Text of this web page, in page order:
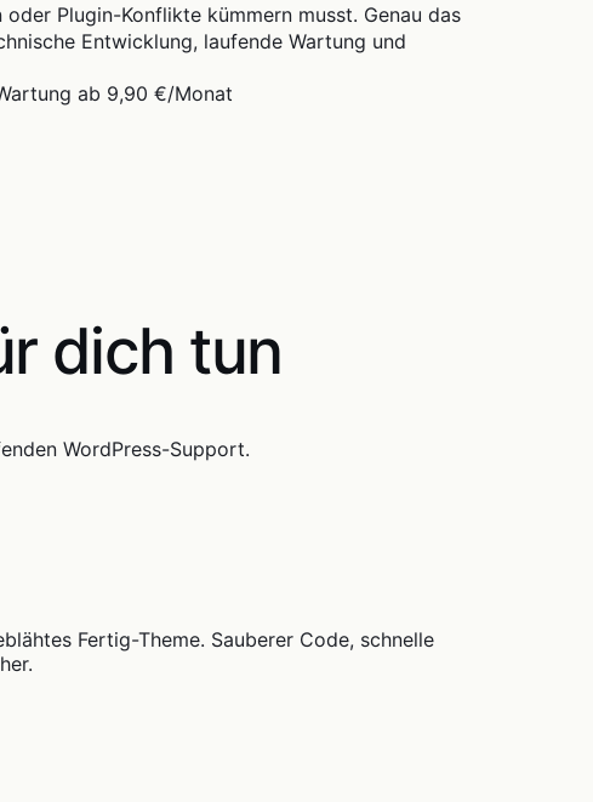
Plugin-Konflikte kümmern musst. Genau das
Entwicklung, laufende Wartung und
ab 9,90 €/Monat
dich tun
WordPress-Support.
Fertig-Theme. Sauberer Code, schnelle